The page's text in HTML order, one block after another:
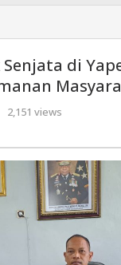
Kontak
Senjata
di
Yapen,
Polisi
Pastikan
di
2,151 views